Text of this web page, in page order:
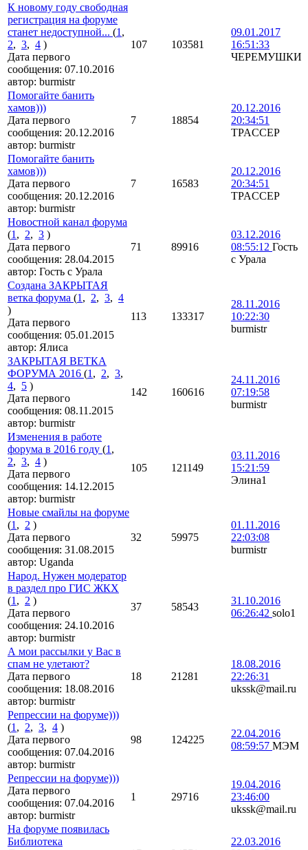
К новому году свободная
регистрация на форуме
станет недоступной... (1 ,
2, 3, 4 )
Дата первого
сообщения: 07.10.2016
автор: burmistr
107 103581
09.01.2017
16:51:33
ЧЕРЕМУШКИ
Помогайте банить
хамов)))
Дата первого
сообщения: 20.12.2016
автор: burmistr
7 18854
20.12.2016
20:34:51
TPACCEP
Помогайте банить
хамов)))
Дата первого
сообщения: 20.12.2016
автор: burmistr
7 16583
20.12.2016
20:34:51
TPACCEP
Новостной канал форума
(1 , 2, 3 )
Дата первого
сообщения: 28.04.2015
автор: Гость с Урала
71 89916
03.12.2016
08:55:12 Гость
с Урала
Создана ЗАКРЫТАЯ
ветка форума (1 , 2, 3, 4
)
Дата первого
сообщения: 05.01.2015
автор: Ялиса
113 133317
28.11.2016
10:22:30
burmistr
ЗАКРЫТАЯ ВЕТКА
ФОРУМА 2016 (1 , 2, 3,
4, 5 )
Дата первого
сообщения: 08.11.2015
автор: burmistr
142 160616
24.11.2016
07:19:58
burmistr
Изменения в работе
форума в 2016 году (1 ,
2, 3, 4 )
Дата первого
сообщения: 14.12.2015
автор: burmistr
105 121149
03.11.2016
15:21:59
Элина1
Новые смайлы на форуме
(1 , 2 )
Дата первого
сообщения: 31.08.2015
автор: Uganda
32 59975
01.11.2016
22:03:08
burmistr
Народ. Нужен модератор
в раздел про ГИС ЖКХ
(1 , 2 )
Дата первого
сообщения: 24.10.2016
автор: burmistr
37 58543
31.10.2016
06:26:42 solo1
А мои рассылки у Вас в
спам не улетают?
Дата первого
сообщения: 18.08.2016
автор: burmistr
18 21281
18.08.2016
22:26:31
ukssk@mail.ru
Репрессии на форуме)))
(1 , 2, 3, 4 )
Дата первого
сообщения: 07.04.2016
автор: burmistr
98 124225
22.04.2016
08:59:57 МЭМ
Репрессии на форуме)))
Дата первого
сообщения: 07.04.2016
автор: burmistr
1 29716
19.04.2016
23:46:00
ukssk@mail.ru
На форуме появилась
Библиотека
22.03.2016